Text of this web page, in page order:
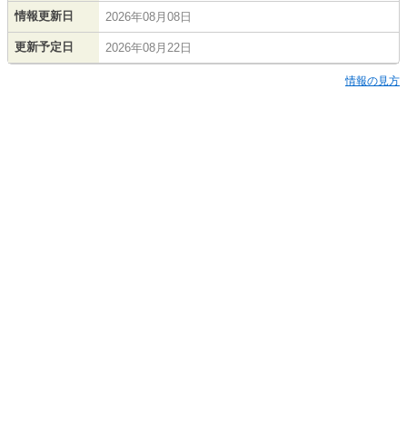
情報更新日 2026年08月08日
更新予定日 2026年08月22日
情報の見方